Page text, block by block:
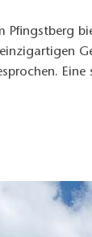
Pfingstberg